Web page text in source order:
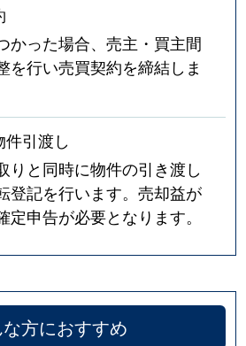
かった場合、売主・買主間
を行い売買契約を締結しま
引渡し
りと同時に物件の引き渡し
登記を行います。売却益が
定申告が必要となります。
方におすすめ